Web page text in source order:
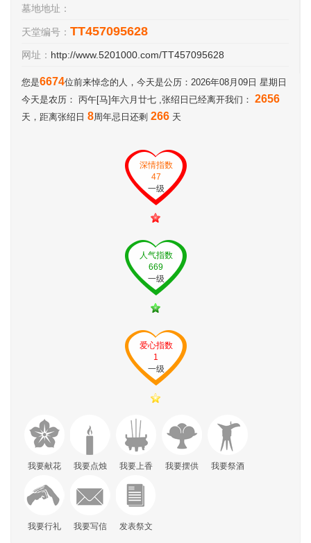
墓地地址：
天堂编号： TT457095628
网址： http://www.5201000.com/TT457095628
您是6674位前来悼念的人，今天是公历：2026年08月09日 星期日
今天是农历： 丙午[马]年六月廿七 ,张绍日已经离开我们： 2656
天，距离张绍日 8周年忌日还剩 266 天
深情指数
47
一级
人气指数
669
一级
爱心指数
1
一级
我要献花 我要点烛 我要上香 我要摆供 我要祭酒
我要行礼 我要写信 发表祭文